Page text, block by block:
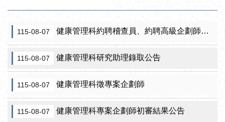
115-08-07 健康管理科約聘稽查員、約聘高級企劃師之初審合格名單暨甄試公告
115-08-07 健康管理科研究助理錄取公告
115-08-07 健康管理科徵專案企劃師
115-08-07 健康管理科專案企劃師初審結果公告